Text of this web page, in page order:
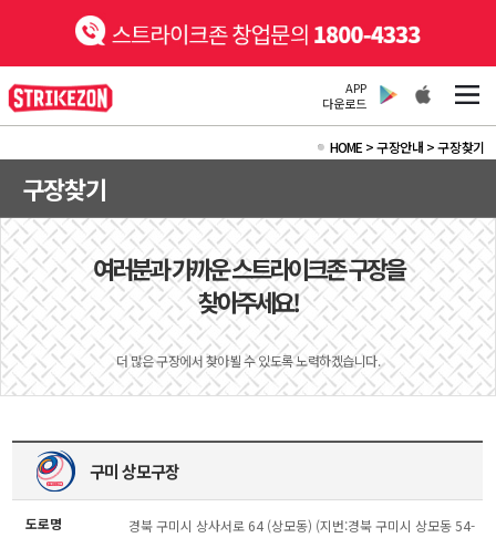
APP
다운로드
구장찾기
HOME >구장안내 >구장찾기
여러분과 가까운 스트라이크존 구장을
찾아주세요!
더 많은 구장에서 찾아뵐 수 있도록 노력하겠습니다.
구미 상모구장
도로명
경북 구미시 상사서로 64 (상모동) (지번:경북 구미시 상모동 54-